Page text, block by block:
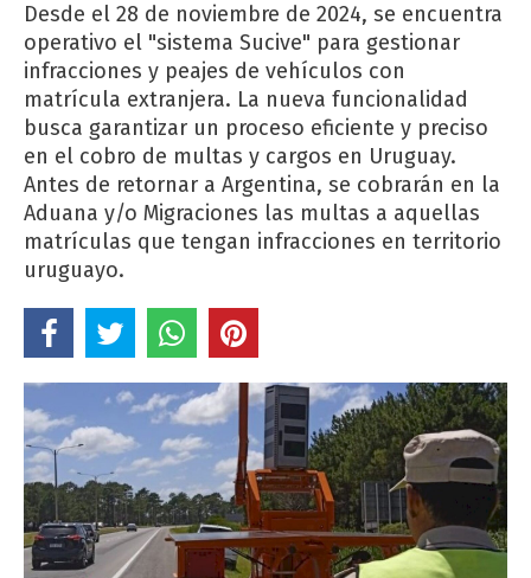
Desde el 28 de noviembre de 2024, se encuentra
operativo el "sistema Sucive" para gestionar
infracciones y peajes de vehículos con
matrícula extranjera. La nueva funcionalidad
busca garantizar un proceso eficiente y preciso
en el cobro de multas y cargos en Uruguay.
Antes de retornar a Argentina, se cobrarán en la
Aduana y/o Migraciones las multas a aquellas
matrículas que tengan infracciones en territorio
uruguayo.